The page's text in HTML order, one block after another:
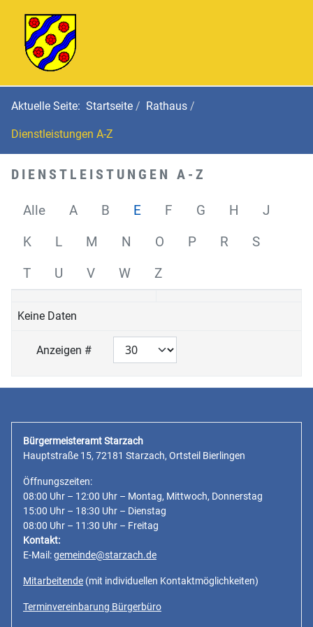
Aktuelle Seite: Startseite Rathaus
Dienstleistungen A-Z
DIENSTLEISTUNGEN A-Z
Alle A B E F G H
J
K
L M N O P R
S
T
U V W Z
Anzeigen #
Keine Daten
Bürgermeisteramt Starzach
Hauptstraße 15, 72181 Starzach, Ortsteil Bierlingen
Öffnungszeiten:
08:00 Uhr – 12:00 Uhr – Montag, Mittwoch, Donnerstag
15:00 Uhr – 18:30 Uhr – Dienstag
08:00 Uhr – 11:30 Uhr – Freitag
Kontakt:
E-Mail:gemeinde@starzach.de
Mitarbeitende (mit individuellen Kontaktmöglichkeiten)
Terminvereinbarung Bürgerbüro